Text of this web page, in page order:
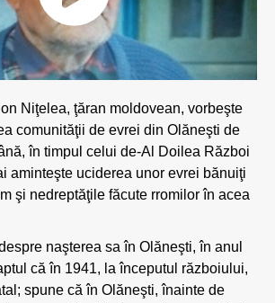
Niţelea, ţăran moldovean, vorbeşte
comunităţii de evrei din Olăneşti de
în timpul celui de-Al Doilea Război
aminteşte uciderea unor evrei bănuiţi
şi nedreptăţile făcute rromilor în acea
naşterea sa în Olăneşti, în anul
că în 1941, la începutul războiului,
spune că în Olăneşti, înainte de